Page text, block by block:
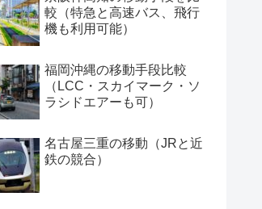
較（特急と高速バス、飛行
機も利用可能）
福岡沖縄の移動手段比較
（LCC・スカイマーク・ソ
ラシドエアーも可）
名古屋三重の移動（JRと近
鉄の競合）